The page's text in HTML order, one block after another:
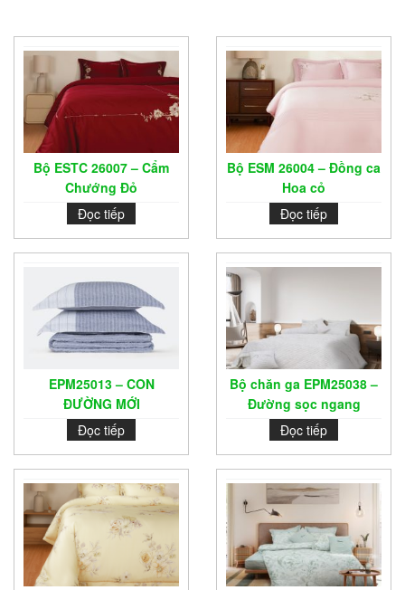
Bộ ESTC 26007 – Cẩm
Chướng Đỏ
Đọc tiếp
Bộ ESM 26004 – Đồng ca
Hoa cỏ
Đọc tiếp
EPM25013 – CON
ĐƯỜNG MỚI
Đọc tiếp
Bộ chăn ga EPM25038 –
Đường sọc ngang
Đọc tiếp